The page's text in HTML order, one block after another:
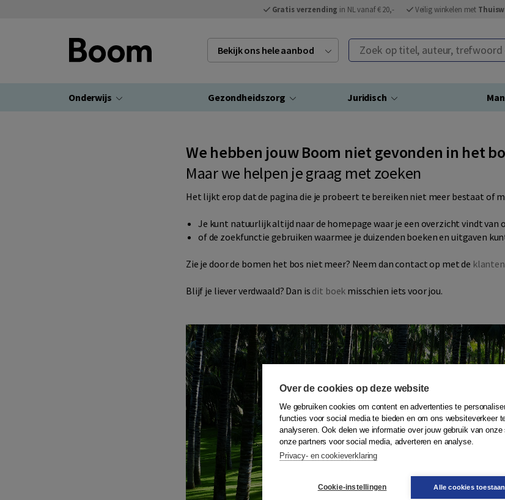
Gratis verzending in NL vanaf € 20,- Veilig winkelen met
Bekijk ons hele aanbod Zoek op titel, auteur, trefwoord of
Onderwijs Gezondheidszorg Juridisch
We hebben jouw Boom niet gevonden in het
Maar we helpen je graag met zoeken
Het lijkt erop dat de pagina die je probeert te bereiken niet meer bestaat of
Je kunt natuurlijk altijd naar de homepage waar je een overzicht vindt van
of de zoekfunctie gebruiken waarmee je duizenden boeken en uitgaven
Zie je door de bomen het bos niet meer? Neem dan contact op met de
Blijf je liever verdwaald? Dan is dit boek misschien iets voor jou.
Over de cookies op deze website
We gebruiken cookies om content en advertenties te
functies voor social media te bieden en om ons websiteverkeer
analyseren. Ook delen we informatie over jouw gebruik van
onze partners voor social media, adverteren en analyse.
Privacy- en cookieverklaring
Cookie-instellingen Alle cookies toestaan